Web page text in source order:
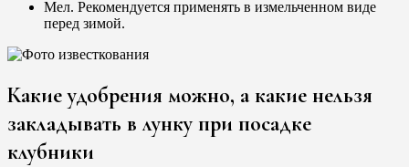
Мел. Рекомендуется применять в измельченном виде
перед зимой.
Какие удобрения можно, а какие нельзя
закладывать в лунку при посадке
клубники